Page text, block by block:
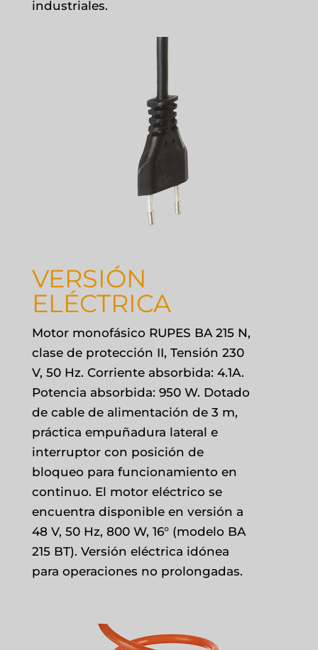
industriales.
VERSIÓN
ELÉCTRICA
Motor monofásico RUPES BA 215 N,
clase de protección II, Tensión 230
V, 50 Hz. Corriente absorbida: 4.1A.
Potencia absorbida: 950 W. Dotado
de cable de alimentación de 3 m,
práctica empuñadura lateral e
interruptor con posición de
bloqueo para funcionamiento en
continuo. El motor eléctrico se
encuentra disponible en versión a
48 V, 50 Hz, 800 W, 16° (modelo BA
215 BT). Versión eléctrica idónea
para operaciones no prolongadas.